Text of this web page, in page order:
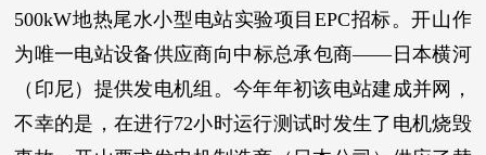
500kW地热尾水小型电站实验项目EPC招标。开山作
为唯一电站设备供应商向中标总承包商——日本横河
（印尼）提供发电机组。今年年初该电站建成并网，
不幸的是，在进行72小时运行测试时发生了电机烧毁